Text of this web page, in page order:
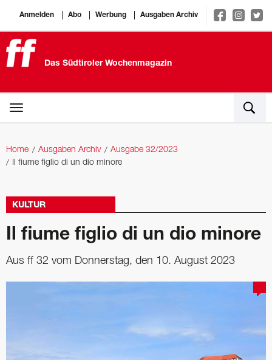
Anmelden Abo Werbung Ausgaben Archiv
Das Südtiroler Wochenmagazin
Home Ausgaben Archiv
Ausgabe 32/2023
Il fiume figlio di un dio minore
KULTUR
Il fiume figlio di un dio minore
Aus ff 32 vom Donnerstag, den 10. August 2023